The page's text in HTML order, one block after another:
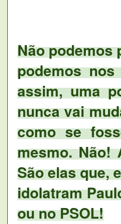
Não podemos
podemos
assim, uma
nunca vai
como se
mesmo. Não!
São elas que,
idolatram
ou no PSOL!